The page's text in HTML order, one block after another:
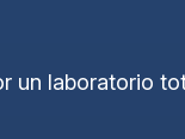
un laboratorio